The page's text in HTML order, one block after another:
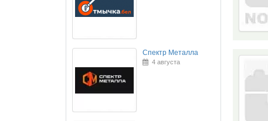
Спектр Металла
4 августа